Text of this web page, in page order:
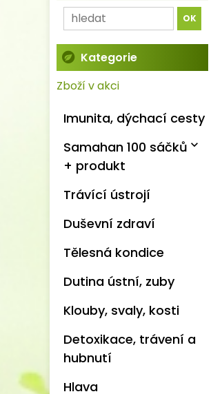
Kategorie
Zboží v akci
Imunita, dýchací cesty
Samahan 100 sáčků
+ produkt
expand_more
Trávící ústrojí
Duševní zdraví
Tělesná kondice
Dutina ústní, zuby
Klouby, svaly, kosti
Detoxikace, trávení a
hubnutí
Hlava